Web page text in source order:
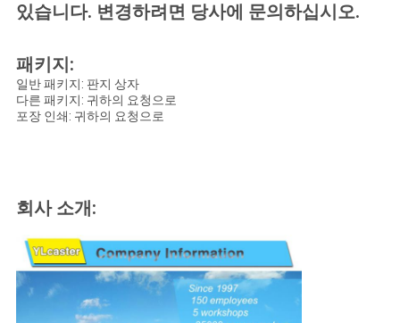
있습니다. 변경하려면 당사에 문의하십시오.
패키지:
일반 패키지: 판지 상자
다른 패키지: 귀하의 요청으로
포장 인쇄: 귀하의 요청으로
회사 소개: